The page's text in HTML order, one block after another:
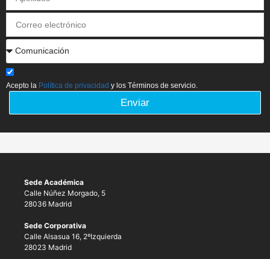
Acepto la Política de privacidad y los Términos de servicio.
Enviar
Sede Académica
Calle Núñez Morgado, 5
28036 Madrid
Sede Corporativa
Calle Alsasua 16, 2ºIzquierda
28023 Madrid